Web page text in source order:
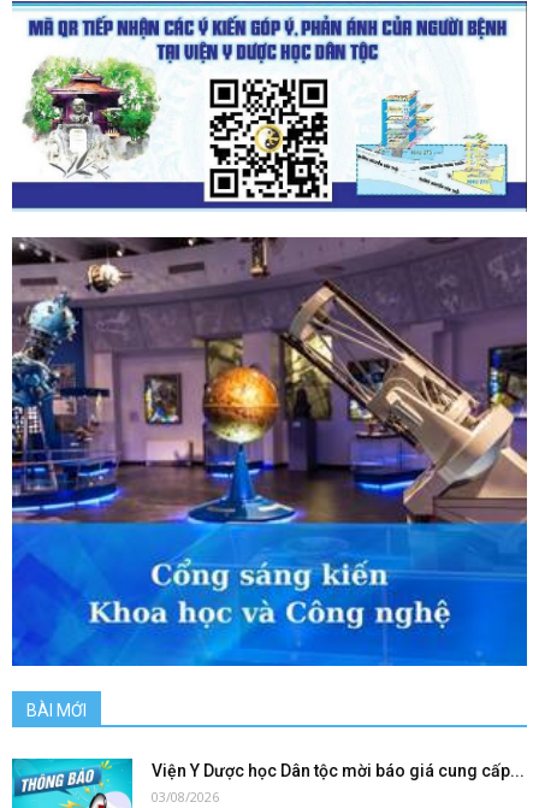
BÀI MỚI
Viện Y Dược học Dân tộc mời báo giá cung cấp...
03/08/2026